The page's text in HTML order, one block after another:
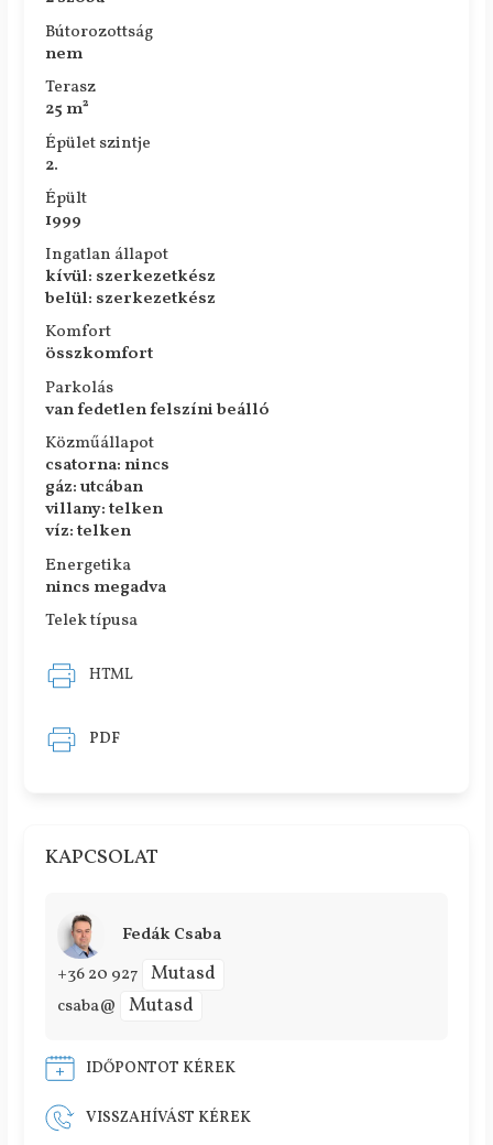
KAPCSOLAT
Fedák Csaba
+36 20 927 Mutasd
csaba@ Mutasd
IDŐPONTOT KÉREK
VISSZAHÍVÁST KÉREK
Bútorozottság
nem
Terasz
25 m²
Épület szintje
2.
Épült
1999
Ingatlan állapot
kívül: szerkezetkész
belül: szerkezetkész
Komfort
összkomfort
Parkolás
van fedetlen felszíni beálló
Közműállapot
csatorna: nincs
gáz: utcában
villany: telken
víz: telken
Energetika
nincs megadva
Telek típusa
HTML
PDF